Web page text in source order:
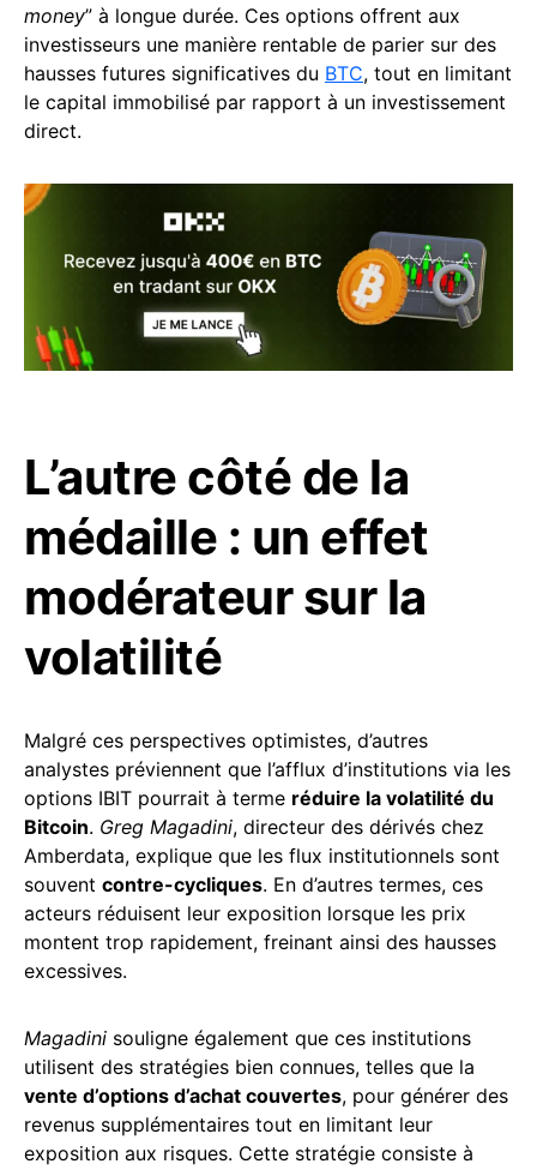
money” à longue durée. Ces options offrent aux
investisseurs une manière rentable de parier sur des
hausses futures significatives du BTC, tout en limitant
le capital immobilisé par rapport à un investissement
direct.
L’autre côté de la
médaille : un effet
modérateur sur la
volatilité
Malgré ces perspectives optimistes, d’autres
analystes préviennent que l’afflux d’institutions via les
options IBIT pourrait à terme réduire la volatilité du
Bitcoin. Greg Magadini, directeur des dérivés chez
Amberdata, explique que les flux institutionnels sont
souvent contre-cycliques. En d’autres termes, ces
acteurs réduisent leur exposition lorsque les prix
montent trop rapidement, freinant ainsi des hausses
excessives.
Magadini souligne également que ces institutions
utilisent des stratégies bien connues, telles que la
vente d’options d’achat couvertes, pour générer des
revenus supplémentaires tout en limitant leur
exposition aux risques. Cette stratégie consiste à